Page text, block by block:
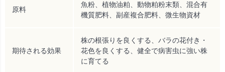
原料
魚粉、植物油粕、動物粕粉末類、混合有
機質肥料、副産複合肥料、微生物資材
期待される効果
株の根張りを良くする、バラの花付き・
花色を良くする、健全で病害虫に強い株
に育てる